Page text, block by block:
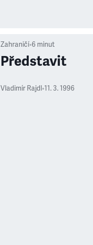
Zahraničí•6 minut
Představit
Vladimír Rajdl •11. 3. 1996